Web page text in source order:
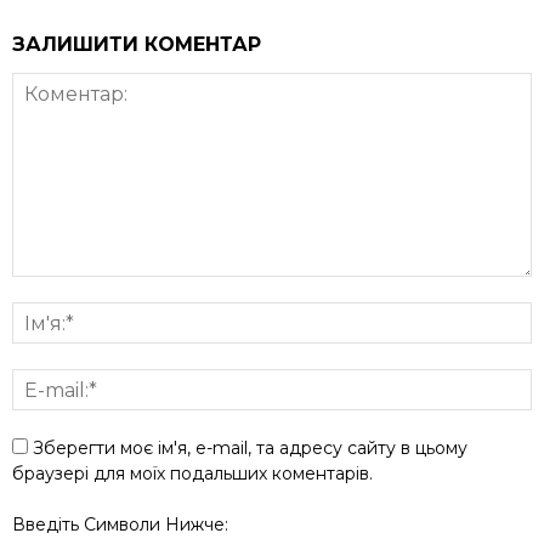
ЗАЛИШИТИ КОМЕНТАР
Зберегти моє ім'я, e-mail, та адресу сайту в цьому
браузері для моїх подальших коментарів.
Введіть Символи Нижче: